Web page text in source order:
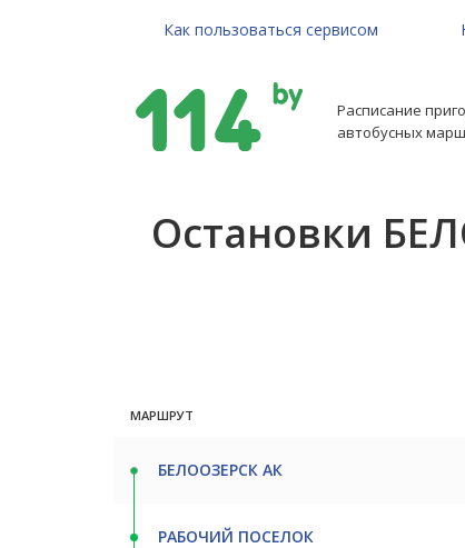
Как пользоваться сервисом
Расписание
автобусных
Остановки
МАРШРУТ
БЕЛООЗЕРСК АК
РАБОЧИЙ ПОСЕЛОК